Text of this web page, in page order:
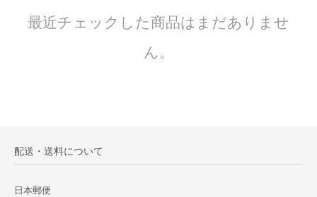
最近チェックした商品はまだありませ
ん。
配送・送料について
日本郵便